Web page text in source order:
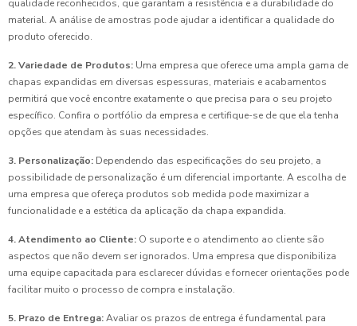
qualidade reconhecidos, que garantam a resistência e a durabilidade do
material. A análise de amostras pode ajudar a identificar a qualidade do
produto oferecido.
2. Variedade de Produtos: Uma empresa que oferece uma ampla gama de
chapas expandidas em diversas espessuras, materiais e acabamentos
permitirá que você encontre exatamente o que precisa para o seu projeto
específico. Confira o portfólio da empresa e certifique-se de que ela tenha
opções que atendam às suas necessidades.
3. Personalização: Dependendo das especificações do seu projeto, a
possibilidade de personalização é um diferencial importante. A escolha de
uma empresa que ofereça produtos sob medida pode maximizar a
funcionalidade e a estética da aplicação da chapa expandida.
4. Atendimento ao Cliente: O suporte e o atendimento ao cliente são
aspectos que não devem ser ignorados. Uma empresa que disponibiliza
uma equipe capacitada para esclarecer dúvidas e fornecer orientações pode
facilitar muito o processo de compra e instalação.
5. Prazo de Entrega:Avaliar os prazos de entrega é fundamental para